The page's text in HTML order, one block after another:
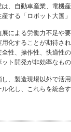
、自動車産業、電機
する「ロボット大国
による労働力不足や
化することが期待さ
性、操作性、快適性
ト開発が非効率なも
、製造現場以外で活
化し、これらを統合